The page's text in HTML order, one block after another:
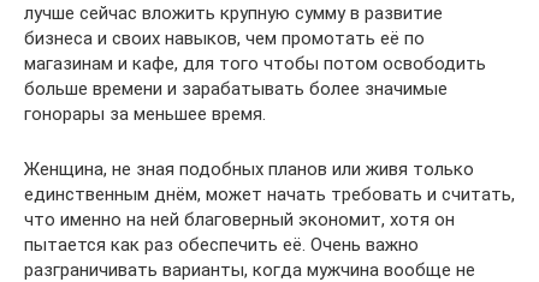
лучше сейчас вложить крупную сумму в развитие
бизнеса и своих навыков, чем промотать её по
магазинам и кафе, для того чтобы потом освободить
больше времени и зарабатывать более значимые
гонорары за меньшее время.
Женщина, не зная подобных планов или живя только
единственным днём, может начать требовать и считать,
что именно на ней благоверный экономит, хотя он
пытается как раз обеспечить её. Очень важно
разграничивать варианты, когда мужчина вообще не